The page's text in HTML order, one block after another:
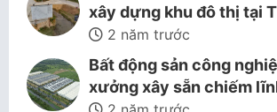
xây dựng khu đô thị tại
2 năm trước
Bất động sản công
xưởng xây sẵn chiếm